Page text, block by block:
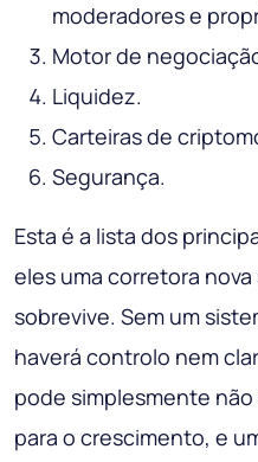
moderadores e
Motor de
Liquidez.
Carteiras de
Segurança.
Esta é a lista dos
eles uma corretora
sobrevive. Sem um
haverá controlo nem
pode simplesmente
para o crescimento, e